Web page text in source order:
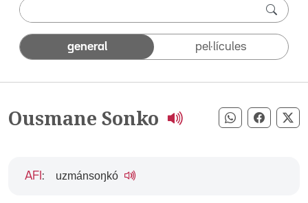
general pel·lícules
Ousmane Sonko Compartir
AFI : uzmánsoŋkó